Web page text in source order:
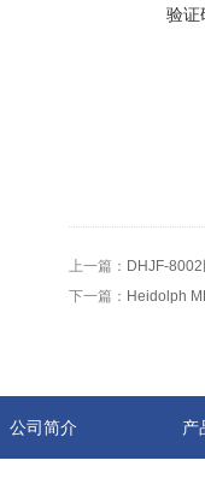
验证
上一篇： DHJF-
下一篇： Heidolph
公司简介 产